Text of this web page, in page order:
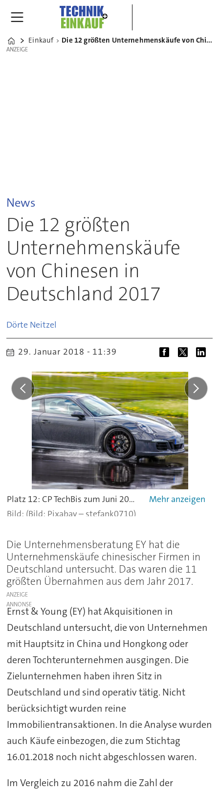
Home
Einkauf Die 12 größten Unternehmenskäufe von Chinesen in Deutschland 2017
ANZEIGE
ANZEIGE
News
Die 12 größten
Unternehmenskäufe
von Chinesen in
Deutschland 2017
Dörte Neitzel
29. Januar 2018 - 11:39
Platz 12: CP TechBis zum Juni 2017 hieß CP Tech noch CP automotive und verrät damit seinen Tätigkeitsschwerpunkt im Motorsport. Das Unternehmen aus Büren ist Zulieferer für die Automobilindustrie – von Verbindungselementen bis zum Antriebsstrang.Investor: Shanghai Prime Mach Co LtdKaufpreis: 6 Mio. US-Dollar-
(Bild: Pixabay – stefank0710)
Die Unternehmensberatung EY hat die
Unternehmenskäufe chinesischer Firmen in
Deutschland untersucht. Das waren die 11
größten Übernahmen aus dem Jahr 2017.
ANZEIGE
Ernst & Young (EY) hat Akquisitionen in
Deutschland untersucht, die von Unternehmen
mit Hauptsitz in China und Hongkong oder
deren Tochterunternehmen ausgingen. Die
Zielunternehmen haben ihren Sitz in
Deutschland und sind operativ tätig. Nicht
berücksichtigt wurden reine
Immobilientransaktionen. In die Analyse wurden
auch Käufe einbezogen, die zum Stichtag
16.01.2018 noch nicht abgeschlossen waren.
Im Vergleich zu 2016 nahm die Zahl der